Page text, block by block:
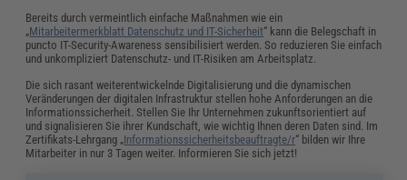
Bereits durch vermeintlich einfache Maßnahmen wie ein
„Mitarbeitermerkblatt Datenschutz und IT-Sicherheit“ kann die Belegschaft in
puncto IT-Security-Awareness sensibilisiert werden. So reduzieren Sie einfach
und unkompliziert Datenschutz- und IT-Risiken am Arbeitsplatz.
Die sich rasant weiterentwickelnde Digitalisierung und die dynamischen
Veränderungen der digitalen Infrastruktur stellen hohe Anforderungen an die
Informationssicherheit. Stellen Sie Ihr Unternehmen zukunftsorientiert auf
und signalisieren Sie ihrer Kundschaft, wie wichtig Ihnen deren Daten sind. Im
Zertifikats-Lehrgang „Informationssicherheitsbeauftragte/r“ bilden wir Ihre
Mitarbeiter in nur 3 Tagen weiter. Informieren Sie sich jetzt!